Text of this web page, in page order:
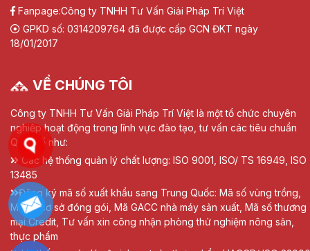
Fanpage:Công ty TNHH Tư Vấn Giải Pháp Trí Việt
GPKD số: 0314209764 đã được cấp GCN ĐKT ngày
18/01/2017
VỀ CHÚNG TÔI
Công ty TNHH Tư Vấn Giải Pháp Trí Việt là một tổ chức chuyên
nghiệp hoạt động trong lĩnh vực đào tạo, tư vấn các tiêu chuẩn
Quốc tế như:
Các hệ thống quản lý chất lượng: ISO 9001, ISO/ TS 16949, ISO
13485
Đăng ký mã số xuất khẩu sang Trung Quốc: Mã số vùng trồng,
Mã số cơ sở đóng gói, Mã GACC nhà máy sản xuất, Mã số thương
mại Credit, Tư vấn xin công nhận phòng thử nghiệm nông sản,
thực phẩm